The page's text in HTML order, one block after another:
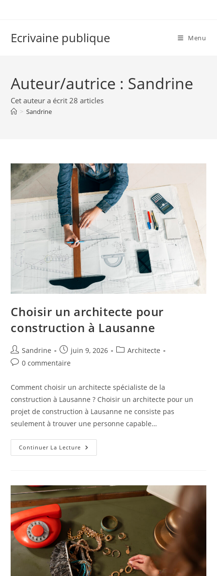
Ecrivaine publique Menu
Auteur/autrice : Sandrine
Cet auteur a écrit 28 articles
> Sandrine
Choisir un architecte pour
construction à Lausanne
Auteur/autrice
de
Sandrine
Publication
publiée :
juin 9, 2026
PostArchitecte
Commentaires
publication :
0 commentaire
Comment choisir un architecte spécialiste de la
construction à Lausanne ? Choisir un architecte pour un
projet de construction à Lausanne ne consiste pas
seulement à trouver une personne capable…
Continuer La Lecture Choisir
Un
Lausanne